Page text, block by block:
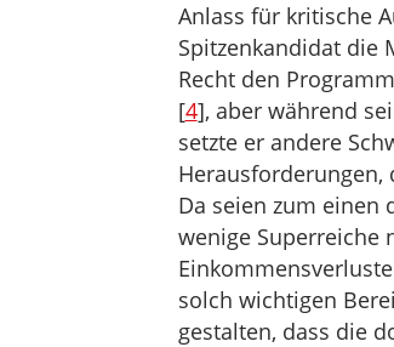
Anlass für kritische
Spitzenkandidat die
Recht den
[4], aber während
setzte er andere
Herausforderungen,
Da seien zum einen
wenige Superreiche
solch wichtigen
gestalten, dass die